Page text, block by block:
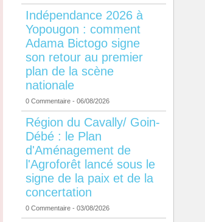
Indépendance 2026 à
Yopougon : comment
Adama Bictogo signe
son retour au premier
plan de la scène
nationale
0 Commentaire - 06/08/2026
Région du Cavally/ Goin-
Débé : le Plan
d'Aménagement de
l'Agroforêt lancé sous le
signe de la paix et de la
concertation
0 Commentaire - 03/08/2026